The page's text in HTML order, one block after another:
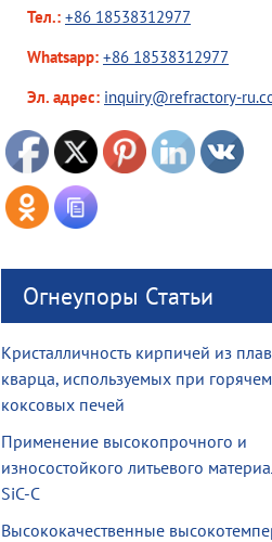
Тел.: +86 18538312977
Whatsapp: +86 18538312977
Эл. адрес: inquiry@refractory-
Огнеупоры Статьи
Кристалличность кирпичей из
кварца, используемых при
коксовых печей
Применение высокопрочного и
износостойкого литьевого
SiC-C
Высококачественные